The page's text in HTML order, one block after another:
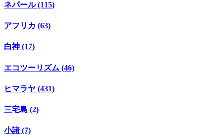
ネパール (115)
アフリカ (63)
白神 (17)
エコツーリズム (46)
ヒマラヤ (431)
三宅島 (2)
小諸 (7)